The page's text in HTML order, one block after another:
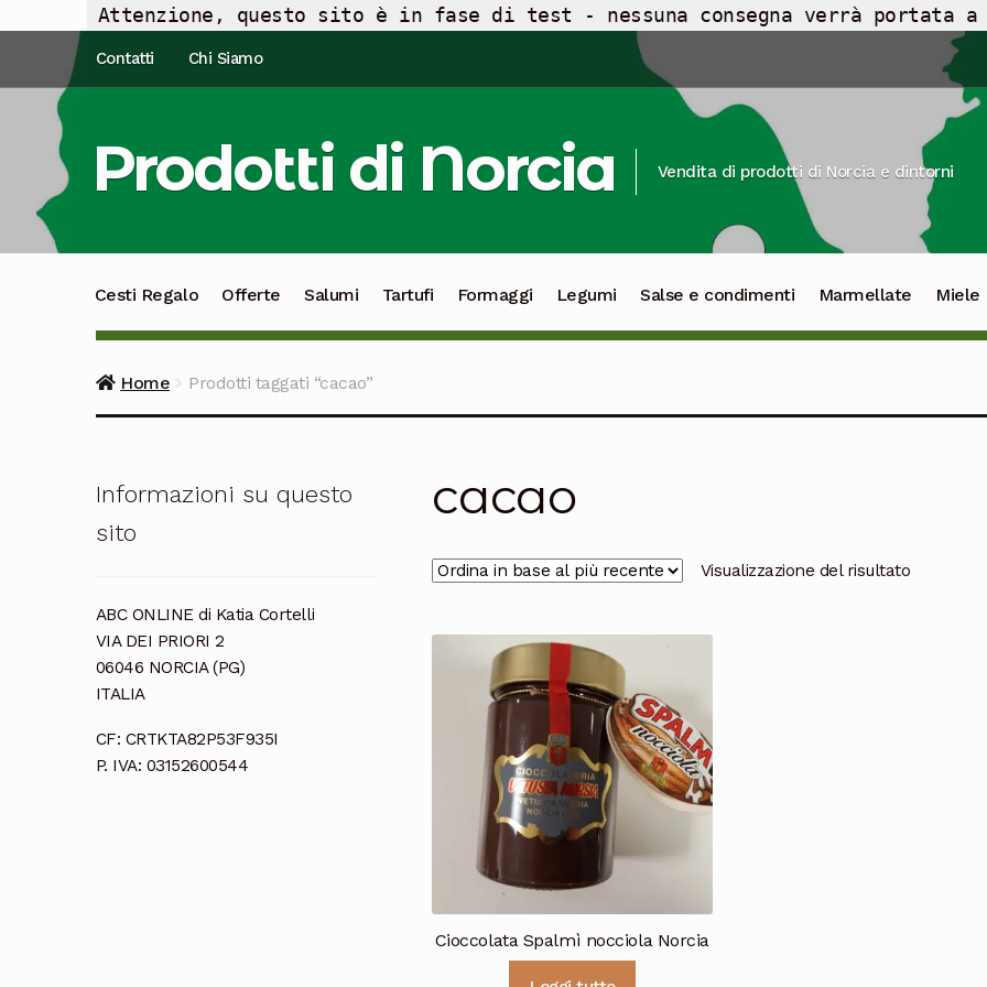
Attenzione, questo sito è in fase di test - nessuna consegna verrà portata
Contatti Chi Siamo
Prodotti di Norcia Vendita di prodotti di Norcia e dintorni
Cesti Regalo Offerte Salumi Tartufi Formaggi Legumi Salse e condimenti Marmellate Miele
Home Prodotti taggati “cacao”
cacao
Visualizzazione del risultato
Cioccolata Spalmì nocciola Norcia
Informazioni su questo
sito
ABC ONLINE di Katia Cortelli
VIA DEI PRIORI 2
06046 NORCIA (PG)
ITALIA
CF: CRTKTA82P53F935I
P. IVA: 03152600544